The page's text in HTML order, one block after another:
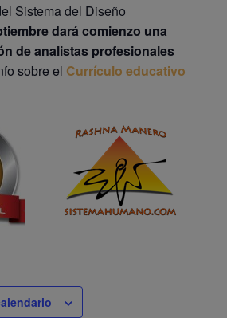
Sistema del Diseño
dará comienzo una
de analistas profesionales
sobre el Currículo educativo